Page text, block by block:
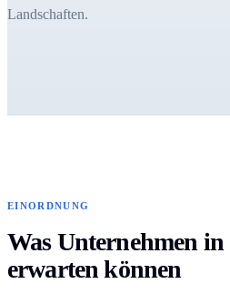
Landschaften.
EINORDNUNG
Was Unternehmen
erwarten können